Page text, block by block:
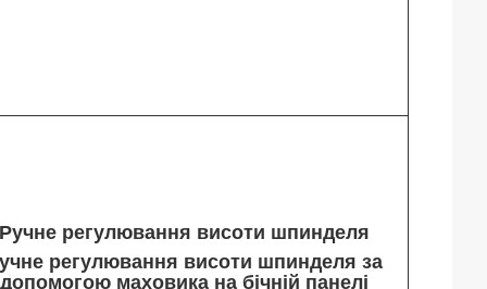
регулювання висоти шпинделя
регулювання висоти шпинделя за
допомогою маховика на бічній панелі